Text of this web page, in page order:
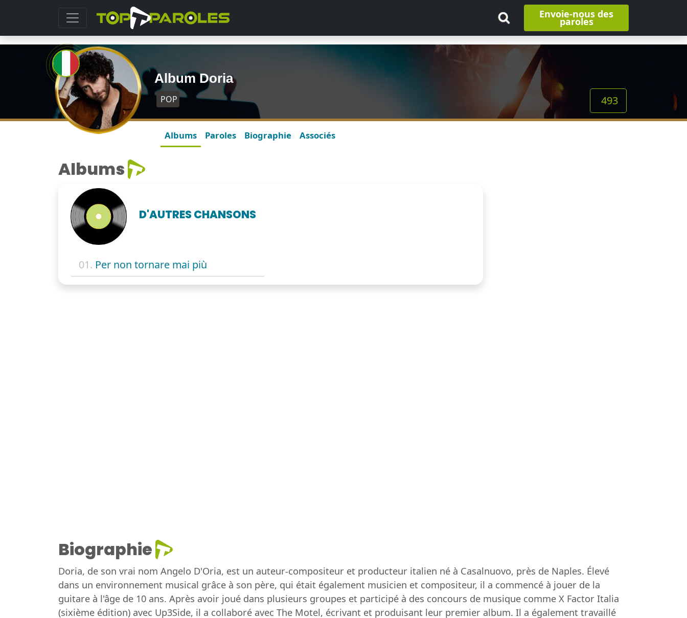
Envoie-nous des
paroles
Album Doria
POP 493
Albums Paroles Biographie Associés
Albums
D'AUTRES CHANSONS
01. Per non tornare mai più
Biographie
Doria, de son vrai nom Angelo D'Oria, est un auteur-compositeur et producteur italien né à Casalnuovo, près de Naples. Élevé
dans un environnement musical grâce à son père, qui était également musicien et compositeur, il a commencé à jouer de la
guitare à l'âge de 10 ans. Après avoir joué dans plusieurs groupes et participé à des concours de musique comme X Factor Italia
(sixième édition) avec Up3Side, il a collaboré avec The Motel, écrivant et produisant leur premier album. Il a également travaillé